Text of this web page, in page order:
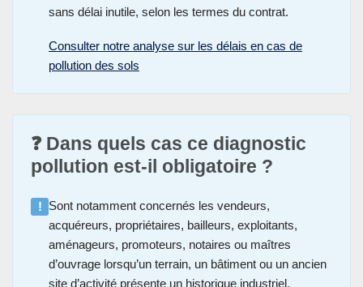
sans délai inutile, selon les termes du contrat.
Consulter notre analyse sur les délais en cas de
pollution des sols
❓ Dans quels cas ce diagnostic
pollution est-il obligatoire ?
! Sont notamment concernés les vendeurs,
acquéreurs, propriétaires, bailleurs, exploitants,
aménageurs, promoteurs, notaires ou maîtres
d’ouvrage lorsqu’un terrain, un bâtiment ou un ancien
site d’activité présente un historique industriel,